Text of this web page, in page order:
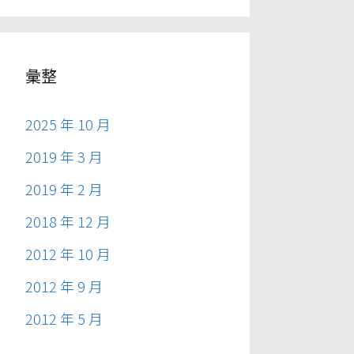
彙整
2025 年 10 月
2019 年 3 月
2019 年 2 月
2018 年 12 月
2012 年 10 月
2012 年 9 月
2012 年 5 月